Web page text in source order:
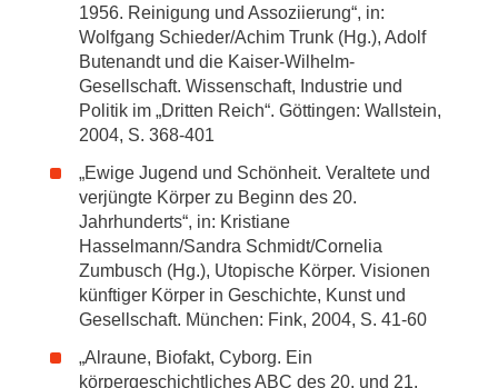
1956. Reinigung und Assoziierung“, in:
Wolfgang Schieder/Achim Trunk (Hg.), Adolf
Butenandt und die Kaiser-Wilhelm-
Gesellschaft. Wissenschaft, Industrie und
Politik im „Dritten Reich“. Göttingen: Wallstein,
2004, S. 368-401
„Ewige Jugend und Schönheit. Veraltete und
verjüngte Körper zu Beginn des 20.
Jahrhunderts“, in: Kristiane
Hasselmann/Sandra Schmidt/Cornelia
Zumbusch (Hg.), Utopische Körper. Visionen
künftiger Körper in Geschichte, Kunst und
Gesellschaft. München: Fink, 2004, S. 41-60
„Alraune, Biofakt, Cyborg. Ein
körpergeschichtliches ABC des 20. und 21.